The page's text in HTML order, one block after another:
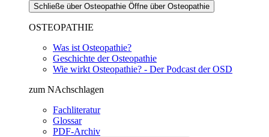
Schließe über Osteopathie Öffne über Osteopathie
OSTEOPATHIE
Was ist Osteopathie?
Geschichte der Osteopathie
Wie wirkt Osteopathie? - Der Podcast der OSD
zum NAchschlagen
Fachliteratur
Glossar
PDF-Archiv